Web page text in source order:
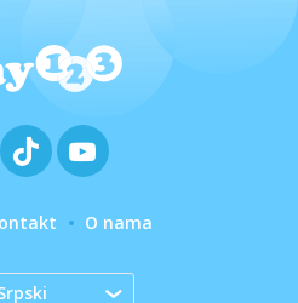
O nama